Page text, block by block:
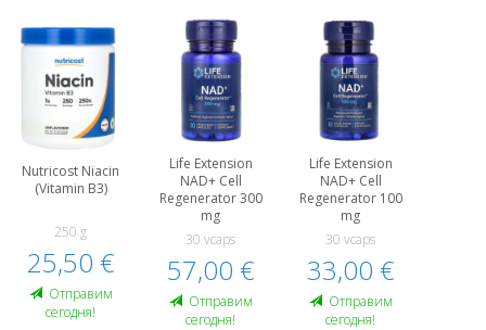
Nutricost Niacin
(Vitamin B3)
250 g
25,50 €
Oтправим
сегодня!
Life Extension
NAD+ Cell
Regenerator 300
mg
30 vcaps
57,00 €
Oтправим
сегодня!
Life Extension
NAD+ Cell
Regenerator 100
mg
30 vcaps
33,00 €
Oтправим
сегодня!